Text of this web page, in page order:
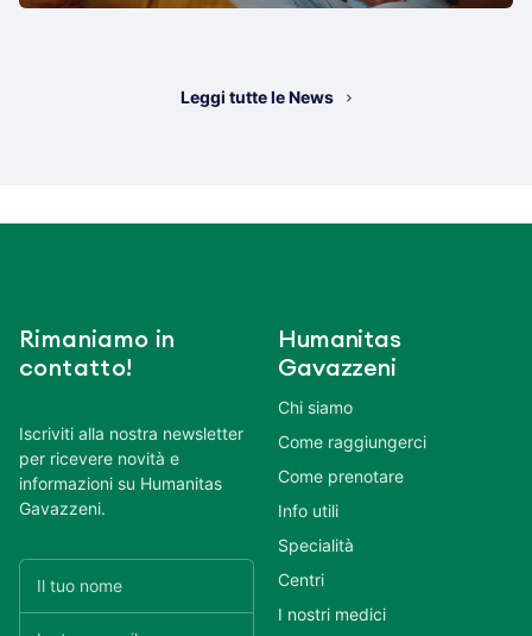
Leggi tutte le News
Rimaniamo in
contatto!
Iscriviti alla nostra newsletter
per ricevere novità e
informazioni su Humanitas
Gavazzeni.
Humanitas
Gavazzeni
Chi siamo
Come raggiungerci
Come prenotare
Info utili
Specialità
Centri
I nostri medici